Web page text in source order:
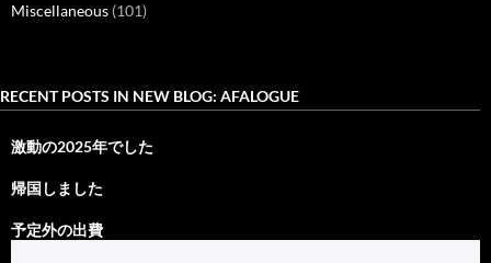
Miscellaneous (101)
RECENT POSTS IN NEW BLOG: AFALOGUE
激動の2025年でした
帰国しました
予定外の出費